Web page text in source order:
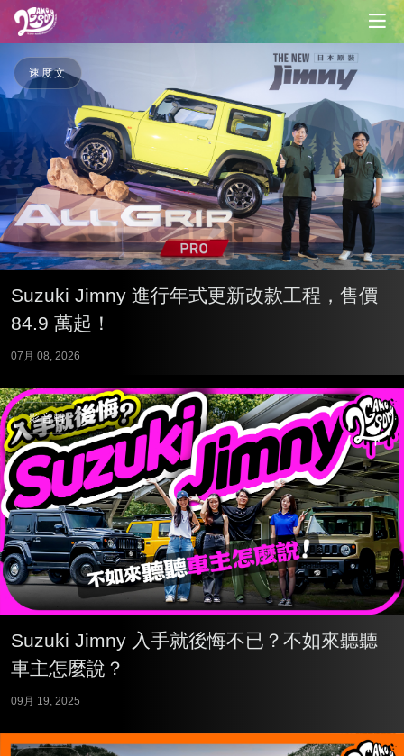
速度文
Suzuki Jimny 進行年式更新改款工程，售價
84.9 萬起！
07月 08, 2026
影音輯
Suzuki Jimny 入手就後悔不已？不如來聽聽
車主怎麼說？
09月 19, 2025